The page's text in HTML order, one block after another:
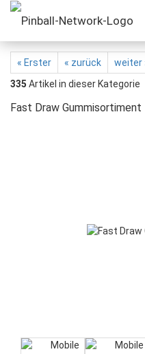
« Erster « zurück weiter
335 Artikel in dieser Kategorie
Fast Draw Gummisortiment